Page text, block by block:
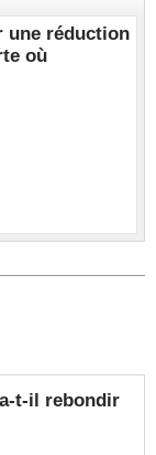
une réduction
où
t-il rebondir